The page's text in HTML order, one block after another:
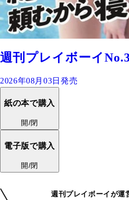
週刊プレイボーイ
2026年08月03日発売
紙の本で購入
開/閉
電子版で購入
開/閉
週刊プレイボーイが運